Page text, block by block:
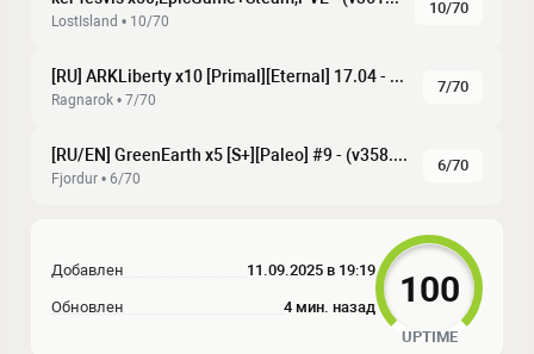
LostIsland • 10/70
10/70
[RU] ARKLiberty x10 [Primal][Eternal] 17.04 - (v358.24)
Ragnarok • 7/70
7/70
[RU/EN] GreenEarth x5 [S+][Paleo] #9 - (v358.24)
Fjordur • 6/70
6/70
Добавлен 11.09.2025 в 19:19
Обновлен 4 мин. назад 100
UPTIME